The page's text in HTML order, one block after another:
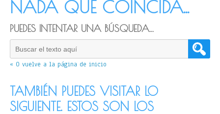
NADA QUE COINCIDA...
PUEDES INTENTAR UNA BÚSQUEDA...
« O vuelve a la página de inicio
TAMBIÉN PUEDES VISITAR LO
SIGUIENTE. ESTOS SON LOS